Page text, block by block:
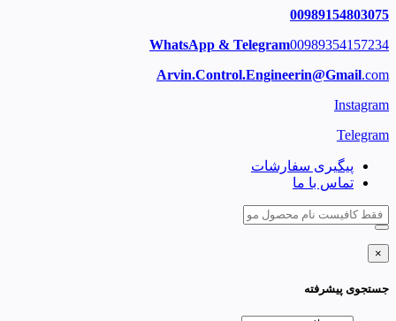
00989154803075
WhatsApp & Telegram00989354157234
Arvin.Control.Engineerin@Gmail.com
Instagram
Telegram
پیگیری سفارشات
تماس با ما
×
جستجوی پیشرفته